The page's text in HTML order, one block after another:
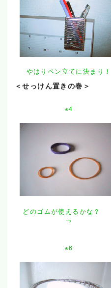
やはりペン立てに決まり！
＜せっけん置きの巻＞
※4
どのゴムが使えるかな？
→
※6